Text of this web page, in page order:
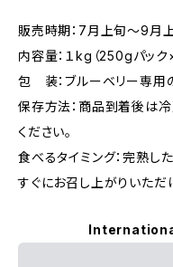
販売時期：7月上旬～9月
内容量：１kg（250gパック
包 装：ブルーベリー専用
保存方法：商品到着後は冷
ください。
食べるタイミング：完熟し
すぐにお召し上がりいただ